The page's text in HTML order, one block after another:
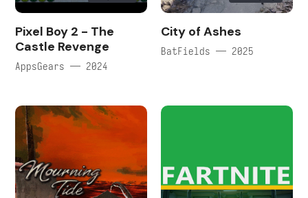
Pixel Boy 2 - The
Castle Revenge
AppsGears — 2024
City of Ashes
BatFields — 2025